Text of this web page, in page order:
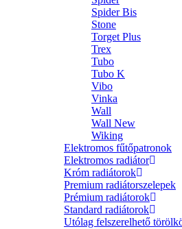
Spider Bis
Stone
Torget Plus
Trex
Tubo
Tubo K
Vibo
Vinka
Wall
Wall New
Wiking
Elektromos fűtőpatronok
Elektromos radiátor
Króm radiátorok
Premium radiátorszelepek
Prémium radiátorok
Standard radiátorok
Utólag felszerelhető